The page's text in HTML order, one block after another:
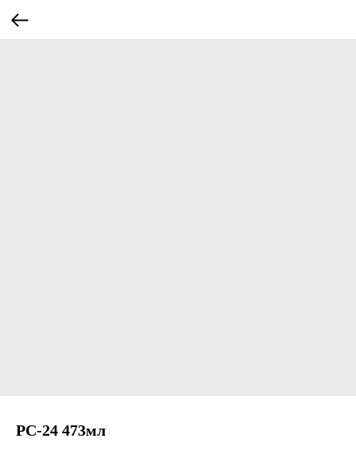
PC-24 473мл